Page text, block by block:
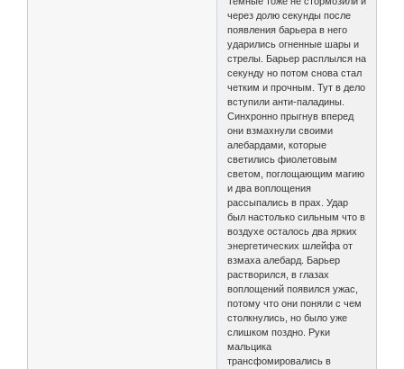
через долю секунды после
появления барьера в него
ударились огненные шары и
стрелы. Барьер расплылся на
секунду но потом снова стал
четким и прочным. Тут в дело
вступили анти-паладины.
Синхронно прыгнув вперед
они взмахнули своими
алебардами, которые
светились фиолетовым
светом, поглощающим магию
и два воплощения
рассыпались в прах. Удар
был настолько сильным что в
воздухе осталось два ярких
энергетических шлейфа от
взмаха алебард. Барьер
растворился, в глазах
воплощений появился ужас,
потому что они поняли с чем
столкнулись, но было уже
слишком поздно. Руки
мальцика
трансфомировались в